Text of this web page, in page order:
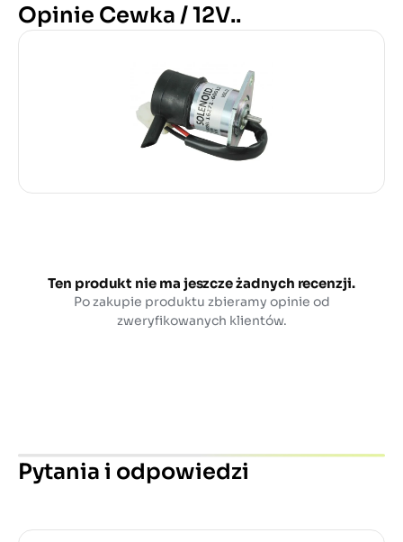
Opinie Cewka / 12V..
Ten produkt nie ma jeszcze żadnych recenzji.
Po zakupie produktu zbieramy opinie od
zweryfikowanych klientów.
Pytania i odpowiedzi